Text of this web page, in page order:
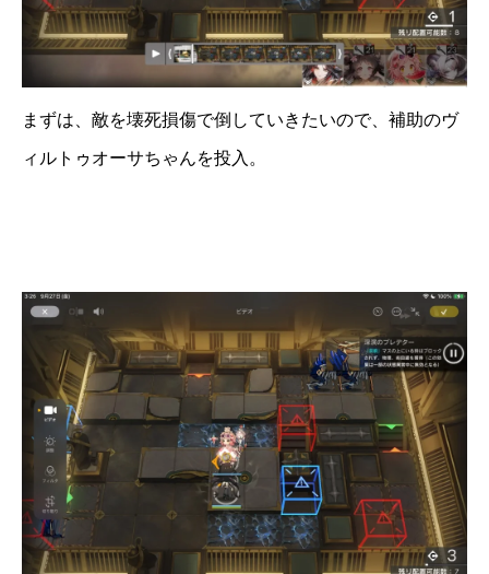
まずは、敵を壊死損傷で倒していきたいので、補助のヴ
ィルトゥオーサちゃんを投入。